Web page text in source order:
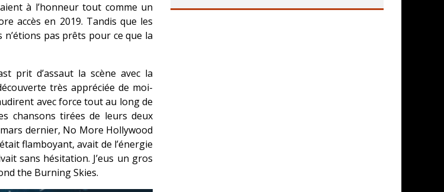
à l’honneur tout comme un
accès en 2019. Tandis que les
pas prêts pour ce que la
prit d’assaut la scène avec la
très appréciée de moi-
avec force tout au long de
chansons tirées de leurs deux
dernier, No More Hollywood
flamboyant, avait de l’énergie
sans hésitation. J’eus un gros
the Burning Skies.